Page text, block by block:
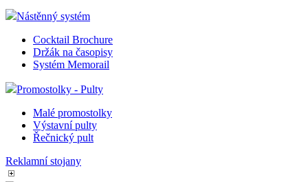
Nástěnný systém
Cocktail Brochure
Držák na časopisy
Systém Memorail
Promostolky - Pulty
Malé promostolky
Výstavní pulty
Řečnický pult
Reklamní stojany